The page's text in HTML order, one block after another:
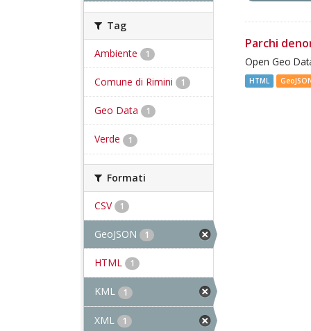
Tag
Ambiente 1
Comune di Rimini 1
Geo Data 1
Verde 1
Formati
CSV 1
GeoJSON 1
HTML 1
KML 1
XML 1
Parchi
Open Geo
HTML